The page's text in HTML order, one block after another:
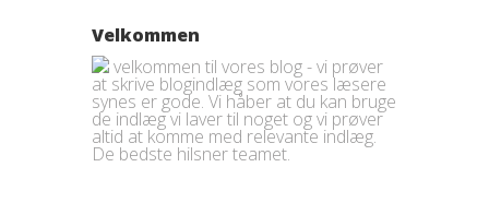
Velkommen
velkommen til vores blog - vi prøver
at skrive blogindlæg som vores læsere
synes er gode. Vi håber at du kan bruge
de indlæg vi laver til noget og vi prøver
altid at komme med relevante indlæg.
De bedste hilsner teamet.